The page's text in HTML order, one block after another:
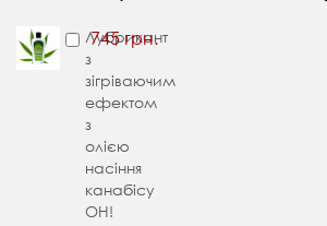
Лубрикант
з
зігріваючим
ефектом
з
олією
насіння
канабісу
OH!
745 грн.